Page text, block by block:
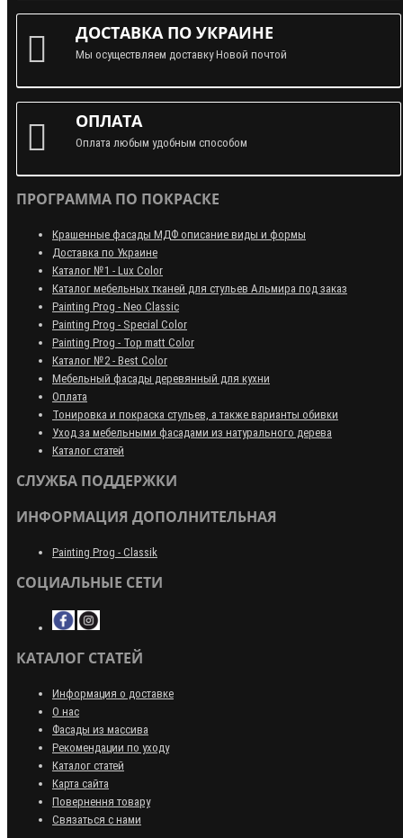
ДОСТАВКА ПО УКРАИНЕ
Мы осуществляем доставку Новой почтой
ОПЛАТА
Оплата любым удобным способом
ПРОГРАММА ПО ПОКРАСКЕ
Крашенные фасады МДФ описание виды и формы
Доставка по Украине
Каталог №1 - Lux Color
Каталог мебельных тканей для стульев Альмира под заказ
Painting Prog - Neo Classiс
Painting Prog - Special Color
Painting Prog - Top matt Color
Каталог №2 - Best Color
Мебельный фасады деревянный для кухни
Оплата
Тонировка и покраска стульев, а также варианты обивки
Уход за мебельными фасадами из натурального дерева
Каталог статей
СЛУЖБА ПОДДЕРЖКИ
ИНФОРМАЦИЯ ДОПОЛНИТЕЛЬНАЯ
Painting Prog - Classik
СОЦИАЛЬНЫЕ СЕТИ
КАТАЛОГ СТАТЕЙ
Информация о доставке
О нас
Фасады из массива
Рекомендации по уходу
Каталог статей
Карта сайта
Повернення товару
Связаться с нами